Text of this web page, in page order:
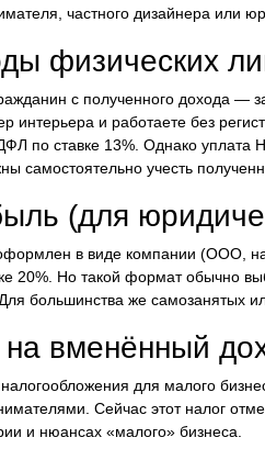
частного дизайнера или
физических
с полученного дохода —
интерьера и работаете без
по ставке 13%. Однако
самостоятельно учесть
(для
в виде компании (ООО,
20%. Но такой формат обычно
большинства же самозанятых
на вменённый
для малого
Сейчас этот налог
и нюансах «малого» бизнеса.